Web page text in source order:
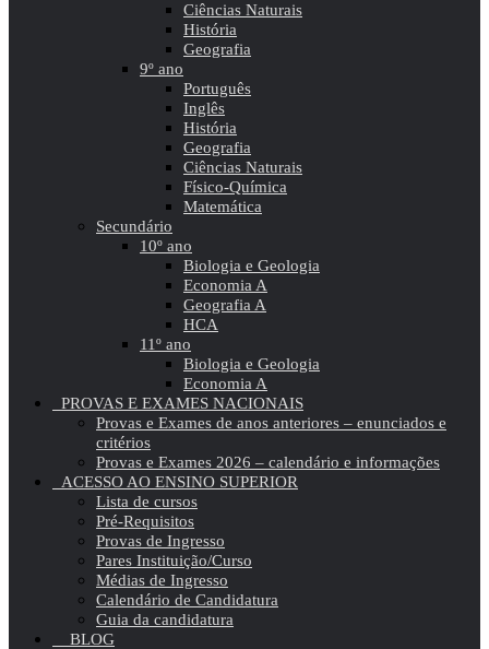
Ciências Naturais
História
Geografia
9º ano
Português
Inglês
História
Geografia
Ciências Naturais
Físico-Química
Matemática
Secundário
10º ano
Biologia e Geologia
Economia A
Geografia A
HCA
11º ano
Biologia e Geologia
Economia A
PROVAS E EXAMES NACIONAIS
Provas e Exames de anos anteriores – enunciados e
critérios
Provas e Exames 2026 – calendário e informações
ACESSO AO ENSINO SUPERIOR
Lista de cursos
Pré-Requisitos
Provas de Ingresso
Pares Instituição/Curso
Médias de Ingresso
Calendário de Candidatura
Guia da candidatura
BLOG